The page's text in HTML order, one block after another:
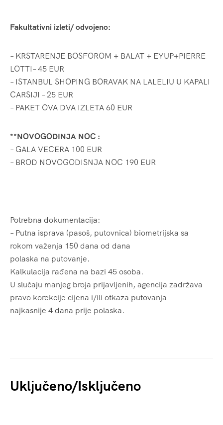
Fakultativni izleti/ odvojeno:
– KRSTARENJE BOSFOROM + BALAT + EYUP+PIERRE
LOTTI– 45 EUR
– ISTANBUL SHOPING BORAVAK NA LALELIU U KAPALI
CARSIJI – 25 EUR
– PAKET OVA DVA IZLETA 60 EUR
**NOVOGODINJA NOC :
– GALA VECERA 100 EUR
– BROD NOVOGODISNJA NOC 190 EUR
Potrebna dokumentacija:
– Putna isprava (pasoš, putovnica) biometrijska sa
rokom važenja 150 dana od dana
polaska na putovanje.
Kalkulacija rađena na bazi 45 osoba.
U slučaju manjeg broja prijavljenih, agencija zadržava
pravo korekcije cijena i/ili otkaza putovanja
najkasnije 4 dana prije polaska.